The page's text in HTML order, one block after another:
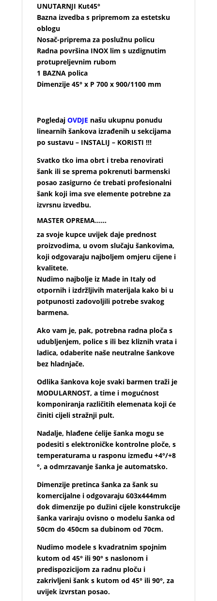
UNUTARNJI Kut45°
Bazna izvedba s pripremom za estetsku
oblogu
Nosač-priprema za poslužnu policu
Radna površina INOX lim s uzdignutim
protupreljevnim rubom
1 BAZNA polica
Dimenzije 45° x P 700 x 900/1100 mm
Pogledaj OVDJE našu ukupnu ponudu
linearnih šankova izrađenih u sekcijama
po sustavu – INSTALIJ – KORISTI !!!
Svatko tko ima obrt i treba renovirati
šank ili se sprema pokrenuti barmenski
posao zasigurno će trebati profesionalni
šank koji ima sve elemente potrebne za
izvrsnu izvedbu.
MASTER OPREMA……
za svoje kupce uvijek daje prednost
proizvodima, u ovom slučaju šankovima,
koji odgovaraju najboljem omjeru cijene i
kvalitete.
Nudimo najbolje iz Made in Italy od
otpornih i izdržljivih materijala kako bi u
potpunosti zadovoljili potrebe svakog
barmena.
Ako vam je, pak, potrebna radna ploča s
udubljenjem, police s ili bez kliznih vrata i
ladica, odaberite naše neutralne šankove
bez hladnjače.
Odlika šankova koje svaki barmen traži je
MODULARNOST, a time i mogućnost
komponiranja različitih elemenata koji će
činiti cijeli stražnji pult.
Nadalje, hlađene ćelije šanka mogu se
podesiti s elektroničke kontrolne ploče, s
temperaturama u rasponu između +4°/+8
°, a odmrzavanje šanka je automatsko.
Dimenzije pretinca šanka za šank su
komercijalne i odgovaraju 603x444mm
dok dimenzije po dužini cijele konstrukcije
šanka variraju ovisno o modelu šanka od
50cm do 450cm sa dubinom od 70cm.
Nudimo modele s kvadratnim spojnim
kutom od 45° ili 90° s naslonom i
predispozicijom za radnu ploču i
zakrivljeni šank s kutom od 45° ili 90°, za
uvijek izvrstan posao.